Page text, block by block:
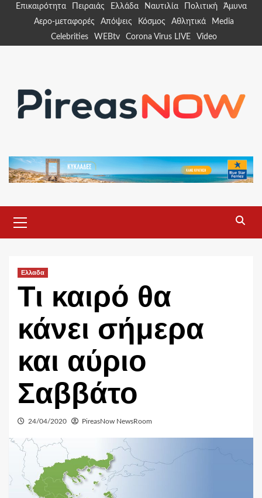
Επικαιρότητα Πειραιάς Ελλάδα Ναυτιλία Πολιτική
Άμυνα
Αερο-μεταφορές
Απόψεις Κόσμος Αθλητικά
Media
Celebrities
WEBtv Corona Virus LIVE Video
Menu
Ελλαδα
Τι καιρό θα
κάνει σήμερα
και αύριο
Σαββάτο
24/04/2020 PireasNow NewsRoom